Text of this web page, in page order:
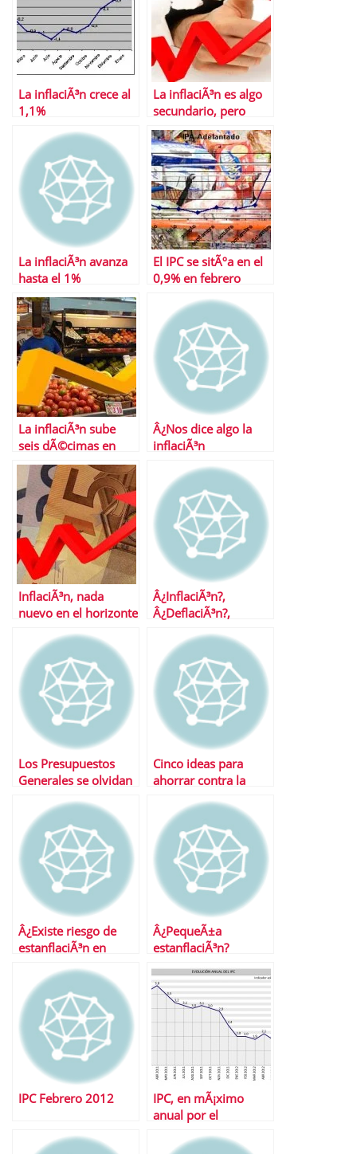
La inflaciÃ³n crece al
1,1%
La inflaciÃ³n es algo
secundario, pero
sÃ³lo por ahora
La inflaciÃ³n avanza
hasta el 1%
El IPC se sitÃºa en el
0,9% en febrero
La inflaciÃ³n sube
seis dÃ©cimas en
marzo
Â¿Nos dice algo la
inflaciÃ³n
InflaciÃ³n, nada
nuevo en el horizonte
en el de EE.UU.
Â¿InflaciÃ³n?,
Â¿DeflaciÃ³n?,
las materias primas?
Los Presupuestos
Generales se olvidan
impuestos
Cinco ideas para
ahorrar contra la
Â¿Existe riesgo de
estanflaciÃ³n en
Â¿PequeÃ±a
estanflaciÃ³n?
IPC Febrero 2012
IPC, en mÃ¡ximo
anual por el
los carburantes